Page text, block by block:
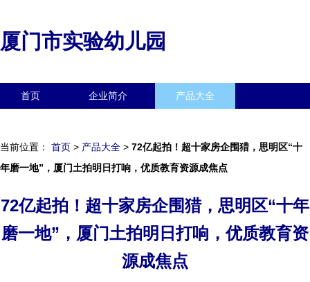
厦门市实验幼儿园
首页 企业简介 产品大全
当前位置： 首页 > 产品大全 > 72亿起拍！超十家房企围猎，思明区“十
年磨一地”，厦门土拍明日打响，优质教育资源成焦点
72亿起拍！超十家房企围猎，思明区“十年
磨一地”，厦门土拍明日打响，优质教育资
源成焦点